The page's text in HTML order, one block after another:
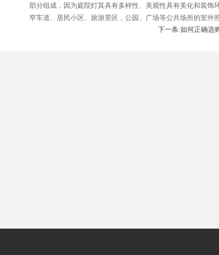
部分组成，因为庭院灯其具有多样性、美观性具有美化和装
窄车道、居民小区、旅游景区，公园、广场等公共场所的室
下一条:如何正确选